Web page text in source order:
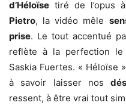
d’Héloïse tiré de l’opus
Pietro, la vidéo mêle
prise. Le tout accentué
reflète à la perfection
Saskia Fuertes. « Héloïse
à savoir laisser nos
ressent, à être vrai tout